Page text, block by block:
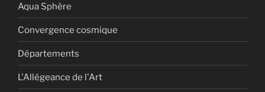
Aqua Sphère
Convergence cosmique
Départements
L'Allégeance de l'Art